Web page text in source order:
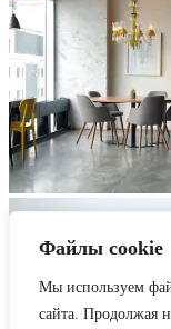
Файлы cookie
Мы используем
сайта. Продолжая